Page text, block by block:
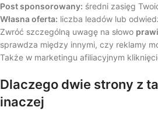
Post sponsorowany: średni zasięg
Własna oferta: liczba leadów lub
Zwróć szczególną uwagę na słowo
sprawdza między innymi, czy reklamy
Także w marketingu afiliacyjnym
Dlaczego dwie strony z
inaczej